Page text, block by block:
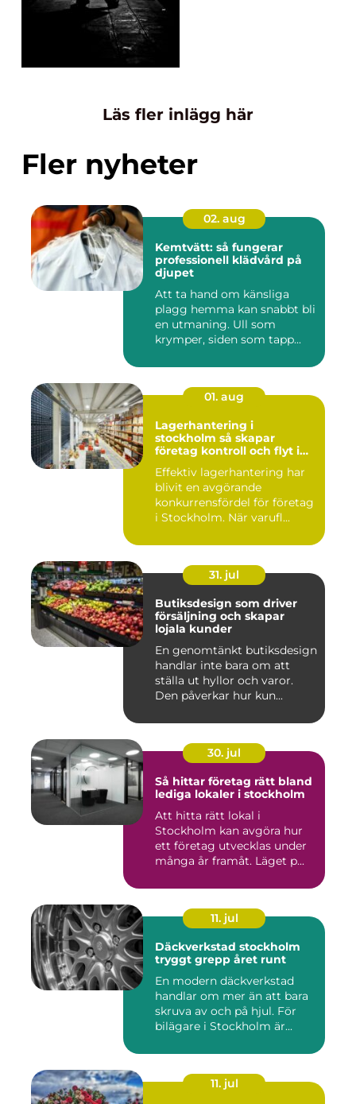
Läs fler inlägg här
Fler nyheter
02. aug
Kemtvätt: så fungerar
professionell klädvård på
djupet
Att ta hand om känsliga
plagg hemma kan snabbt bli
en utmaning. Ull som
krymper, siden som tapp...
01. aug
Lagerhantering i
stockholm så skapar
företag kontroll och flyt i
Effektiv lagerhantering har
blivit en avgörande
konkurrensfördel för företag
i Stockholm. När varufl...
31. jul
Butiksdesign som driver
försäljning och skapar
lojala kunder
En genomtänkt butiksdesign
handlar inte bara om att
ställa ut hyllor och varor.
Den påverkar hur kun...
30. jul
Så hittar företag rätt bland
lediga lokaler i stockholm
Att hitta rätt lokal i
Stockholm kan avgöra hur
ett företag utvecklas under
många år framåt. Läget p...
11. jul
Däckverkstad stockholm
tryggt grepp året runt
En modern däckverkstad
handlar om mer än att bara
skruva av och på hjul. För
bilägare i Stockholm är...
11. jul